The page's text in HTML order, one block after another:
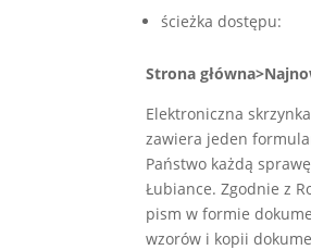
ścieżka dostępu:
Strona
Elektroniczna
zawiera jeden
Państwo każdą
Łubiance. Zgodnie z
pism w formie
wzorów i kopii